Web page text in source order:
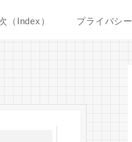
（Index） プライバシ